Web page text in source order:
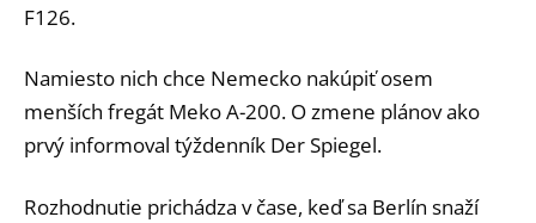
F126.
Namiesto nich chce Nemecko nakúpiť osem
menších fregát Meko A-200. O zmene plánov ako
prvý informoval týždenník Der Spiegel.
Rozhodnutie prichádza v čase, keď sa Berlín snaží